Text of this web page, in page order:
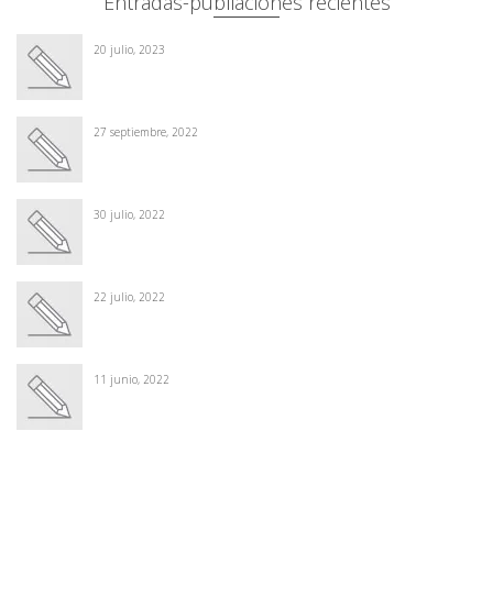
20 julio, 2023
27 septiembre, 2022
30 julio, 2022
22 julio, 2022
11 junio, 2022